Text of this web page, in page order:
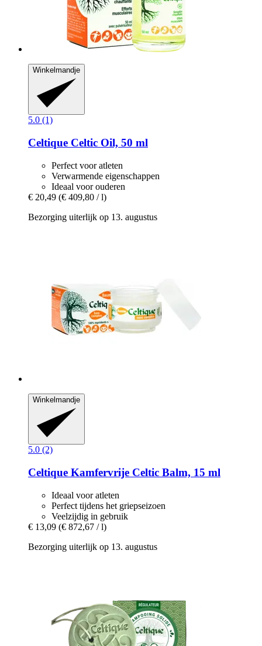
Winkelmandje
5.0 (1)
Celtique Celtic Oil, 50 ml
Perfect voor atleten
Verwarmende eigenschappen
Ideaal voor ouderen
€ 20,49 (€ 409,80 / l)
Bezorging uiterlijk op 13. augustus
Winkelmandje
5.0 (2)
Celtique Kamfervrije Celtic Balm, 15 ml
Ideaal voor atleten
Perfect tijdens het griepseizoen
Veelzijdig in gebruik
€ 13,09 (€ 872,67 / l)
Bezorging uiterlijk op 13. augustus